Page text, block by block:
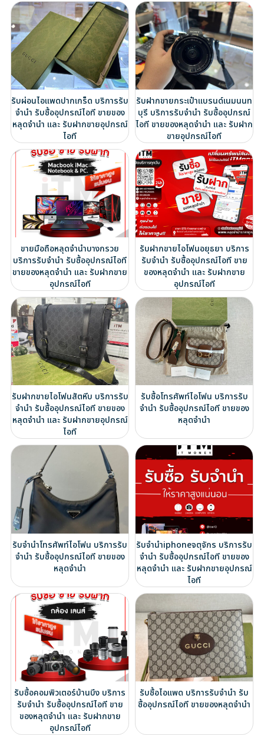
รับผ่อนไอแพดปากเกร็ด บริการรับ
จำนำ รับซื้ออุปกรณ์ไอที ขายของ
หลุดจำนำ และ รับฝากขายอุปกรณ์
ไอที
รับฝากขายกระเป๋าแบรนด์เนมนนท
บุรี บริการรับจำนำ รับซื้ออุปกรณ์
ไอที ขายของหลุดจำนำ และ รับฝาก
ขายอุปกรณ์ไอที
ขายมือถือหลุดจำนำบางกรวย
บริการรับจำนำ รับซื้ออุปกรณ์ไอที
ขายของหลุดจำนำ และ รับฝากขาย
อุปกรณ์ไอที
รับฝากขายไอโฟนอยุธยา บริการ
รับจำนำ รับซื้ออุปกรณ์ไอที ขาย
ของหลุดจำนำ และ รับฝากขาย
อุปกรณ์ไอที
รับฝากขายไอโฟนสัตหีบ บริการรับ
จำนำ รับซื้ออุปกรณ์ไอที ขายของ
หลุดจำนำ และ รับฝากขายอุปกรณ์
ไอที
รับซื้อโทรศัพท์ไอโฟน บริการรับ
จำนำ รับซื้ออุปกรณ์ไอที ขายของ
หลุดจำนำ
รับจำนำโทรศัพท์ไอโฟน บริการรับ
จำนำ รับซื้ออุปกรณ์ไอที ขายของ
หลุดจำนำ
รับจำนำiphoneจตุจักร บริการรับ
จำนำ รับซื้ออุปกรณ์ไอที ขายของ
หลุดจำนำ และ รับฝากขายอุปกรณ์
ไอที
รับซื้อคอมพิวเตอร์บ้านบึง บริการ
รับจำนำ รับซื้ออุปกรณ์ไอที ขาย
ของหลุดจำนำ และ รับฝากขาย
อุปกรณ์ไอที
รับซื้อไอแพด บริการรับจำนำ รับ
ซื้ออุปกรณ์ไอที ขายของหลุดจำนำ